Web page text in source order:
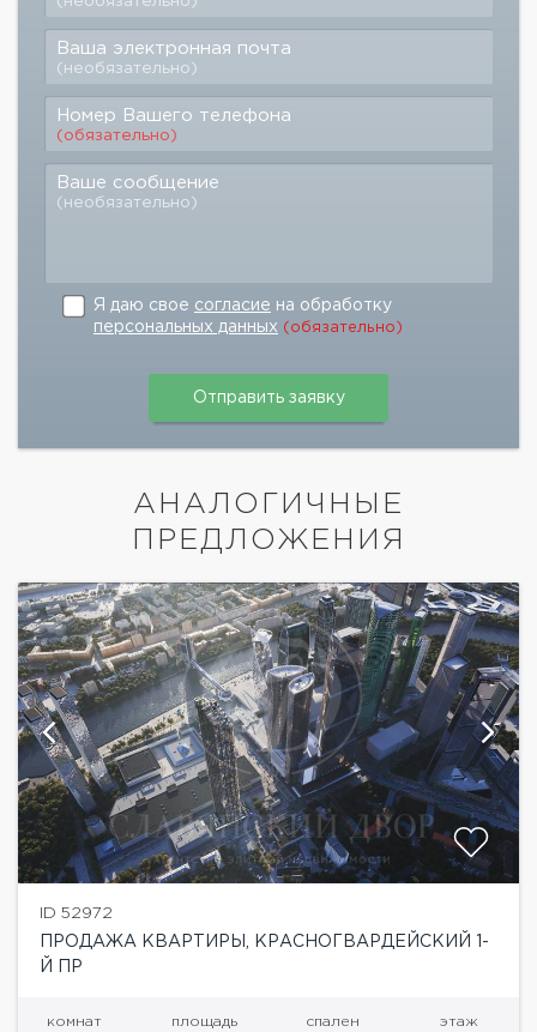
Ваша электронная почта
(необязательно)
Номер Вашего телефона
(обязательно)
Ваше сообщение
(необязательно)
Я даю свое согласие на обработку
персональных данных (обязательно)
АНАЛОГИЧНЫЕ
ПРЕДЛОЖЕНИЯ
ID 52972
ПРОДАЖА КВАРТИРЫ, КРАСНОГВАРДЕЙСКИЙ 1-
Й ПР
комнат площадь спален этаж